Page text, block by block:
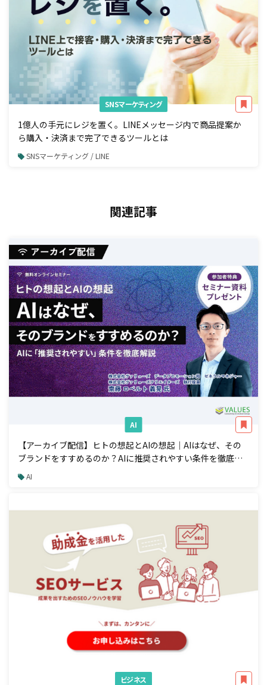
SNSマーケティング
1億人の手元にレジを置く。LINEメッセージ内で商品提案か
ら購入・決済まで完了できるツールとは
SNSマーケティング / LINE
関連記事
AI
【アーカイブ配信】ヒトの想起とAIの想起｜AIはなぜ、その
ブランドをすすめるのか？AIに推奨されやすい条件を徹底解
説 AI
ビジネス